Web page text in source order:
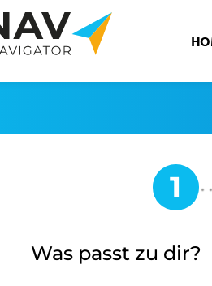
Was passt zu dir?